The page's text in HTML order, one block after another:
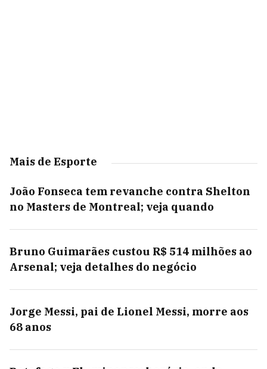
Mais de Esporte
João Fonseca tem revanche contra Shelton
no Masters de Montreal; veja quando
Bruno Guimarães custou R$ 514 milhões ao
Arsenal; veja detalhes do negócio
Jorge Messi, pai de Lionel Messi, morre aos
68 anos